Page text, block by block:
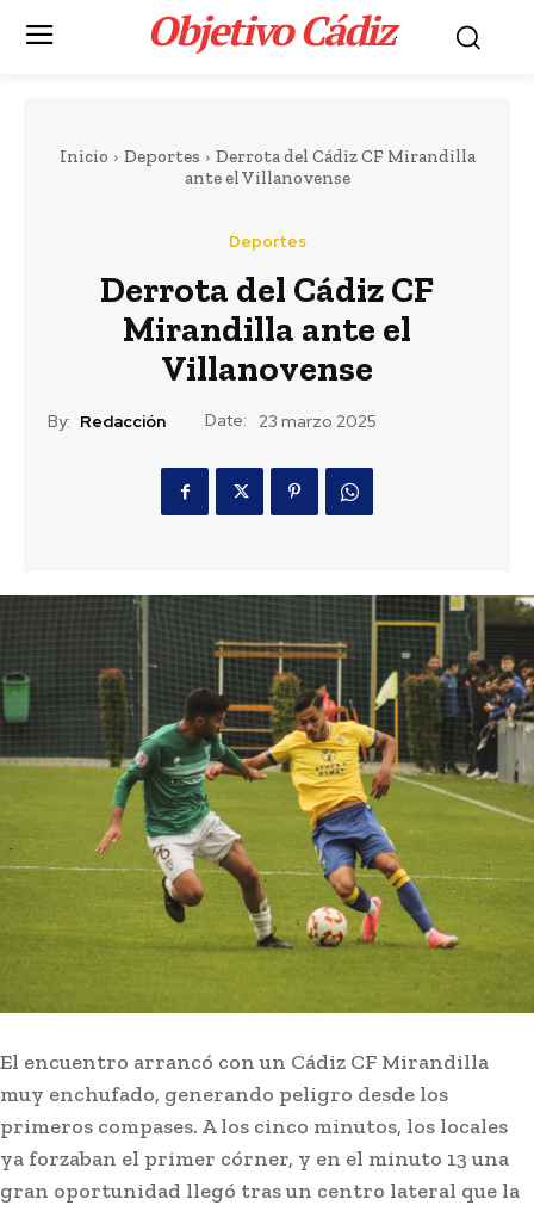
LEER MÁS
Portada
El delantero brasileño
Vinícius renueva con
el Real Madrid hasta
Jaén: Roban joyas de la Virgen de la Fuensanta
Coronada de Alcaudete
Semana Santa 7 horas ago
La Junta anima a los entes locales gaditanos a
solicitar las ayudas para promover la igualdad
y conciliación
Actualidad 7 horas ago
Jerez: Restauran las antiguas marquesinas de
forja de la parada de autobuses de Esteve
Actualidad 7 horas ago
Objetivo Cádiz.
Inicio Deportes
Derrota del Cádiz CF Mirandilla
ante el Villanovense
Deportes
Derrota del Cádiz CF
Mirandilla ante el
Villanovense
By: Redacción Date: 23 marzo 2025
El encuentro arrancó con un Cádiz CF Mirandilla
muy enchufado, generando peligro desde los
primeros compases. A los cinco minutos, los locales
ya forzaban el primer córner, y en el minuto 13 una
gran oportunidad llegó tras un centro lateral que la